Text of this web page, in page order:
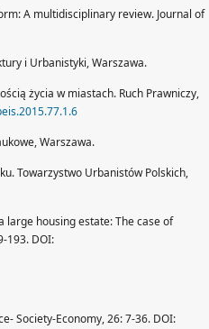
A multidisciplinary review. Journal of
i Urbanistyki, Warszawa.
życia w miastach. Ruch Prawniczy,
Warszawa.
Towarzystwo Urbanistów Polskich,
large housing estate: The case of
193. DOI:
Society-Economy, 26: 7-36. DOI: